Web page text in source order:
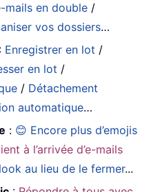
mails en double /
vos dossiers…
: Enregistrer en lot /
en lot /
/ Détachement
automatique…
: 😊 Encore plus d’emojis
à l’arrivée d’e-mails
au lieu de le fermer...